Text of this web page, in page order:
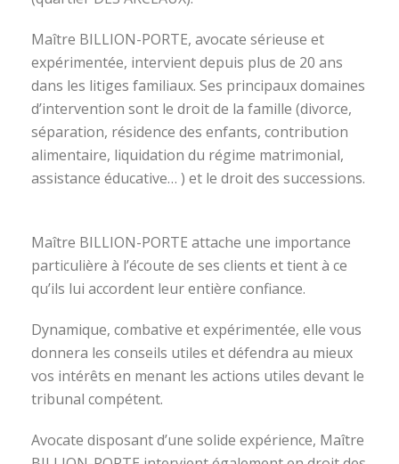
Maître BILLION-PORTE, avocate sérieuse et
expérimentée, intervient depuis plus de 20 ans
dans les litiges familiaux. Ses principaux domaines
d’intervention sont le droit de la famille (divorce,
séparation, résidence des enfants, contribution
alimentaire, liquidation du régime matrimonial,
assistance éducative… ) et le droit des successions.
Maître BILLION-PORTE attache une importance
particulière à l’écoute de ses clients et tient à ce
qu’ils lui accordent leur entière confiance.
Dynamique, combative et expérimentée, elle vous
donnera les conseils utiles et défendra au mieux
vos intérêts en menant les actions utiles devant le
tribunal compétent.
Avocate disposant d’une solide expérience, Maître